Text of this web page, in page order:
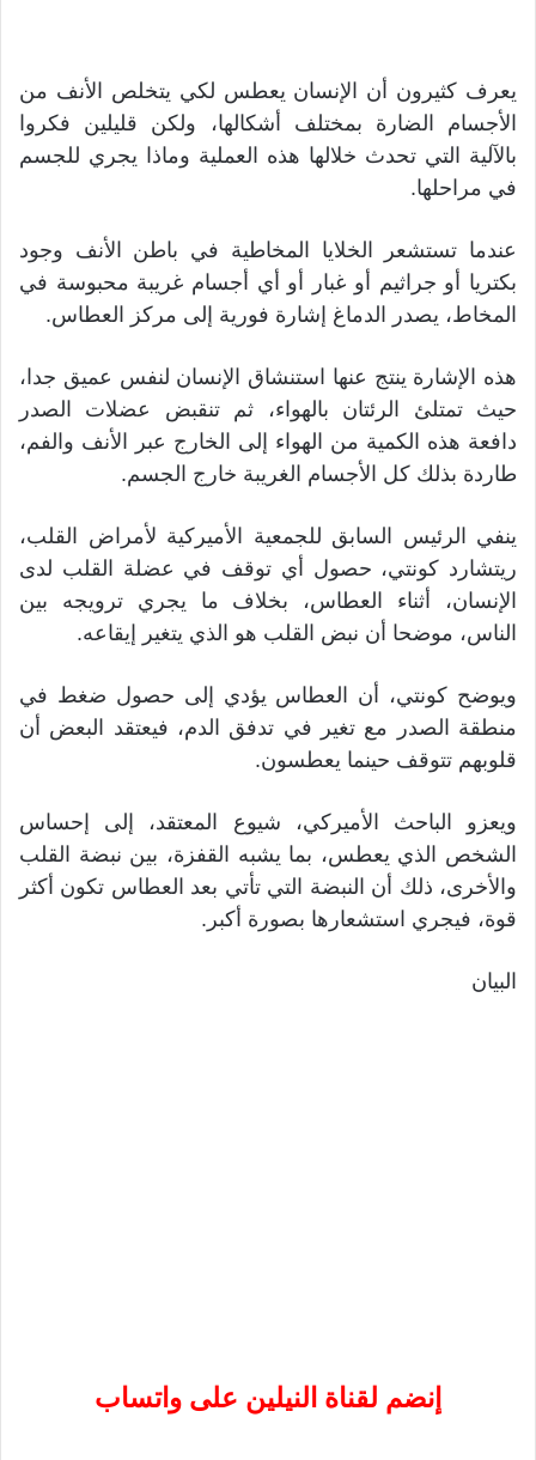
يعرف كثيرون أن الإنسان يعطس لكي يتخلص الأنف من
الأجسام الضارة بمختلف أشكالها، ولكن قليلين فكروا
بالآلية التي تحدث خلالها هذه العملية وماذا يجري للجسم
في مراحلها.
عندما تستشعر الخلايا المخاطية في باطن الأنف وجود
بكتريا أو جراثيم أو غبار أو أي أجسام غريبة محبوسة في
المخاط، يصدر الدماغ إشارة فورية إلى مركز العطاس.
هذه الإشارة ينتج عنها استنشاق الإنسان لنفس عميق جدا،
حيث تمتلئ الرئتان بالهواء، ثم تنقبض عضلات الصدر
دافعة هذه الكمية من الهواء إلى الخارج عبر الأنف والفم،
طاردة بذلك كل الأجسام الغريبة خارج الجسم.
ينفي الرئيس السابق للجمعية الأميركية لأمراض القلب،
ريتشارد كونتي، حصول أي توقف في عضلة القلب لدى
الإنسان، أثناء العطاس، بخلاف ما يجري ترويجه بين
الناس، موضحا أن نبض القلب هو الذي يتغير إيقاعه.
ويوضح كونتي، أن العطاس يؤدي إلى حصول ضغط في
منطقة الصدر مع تغير في تدفق الدم، فيعتقد البعض أن
قلوبهم تتوقف حينما يعطسون.
ويعزو الباحث الأميركي، شيوع المعتقد، إلى إحساس
الشخص الذي يعطس، بما يشبه القفزة، بين نبضة القلب
والأخرى، ذلك أن النبضة التي تأتي بعد العطاس تكون أكثر
قوة، فيجري استشعارها بصورة أكبر.
البيان
إنضم لقناة النيلين على واتساب